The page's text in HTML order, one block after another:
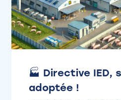
🏭 Directive IED,
adoptée !